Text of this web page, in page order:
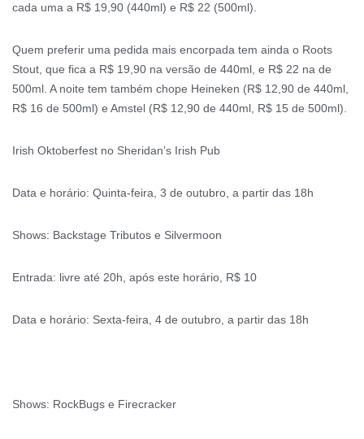
cada uma a R$ 19,90 (440ml) e R$ 22 (500ml).
Quem preferir uma pedida mais encorpada tem ainda o Roots
Stout, que fica a R$ 19,90 na versão de 440ml, e R$ 22 na de
500ml. A noite tem também chope Heineken (R$ 12,90 de 440ml,
R$ 16 de 500ml) e Amstel (R$ 12,90 de 440ml, R$ 15 de 500ml).
Irish Oktoberfest no Sheridan’s Irish Pub
Data e horário: Quinta-feira, 3 de outubro, a partir das 18h
Shows: Backstage Tributos e Silvermoon
Entrada: livre até 20h, após este horário, R$ 10
Data e horário: Sexta-feira, 4 de outubro, a partir das 18h
Shows: RockBugs e Firecracker